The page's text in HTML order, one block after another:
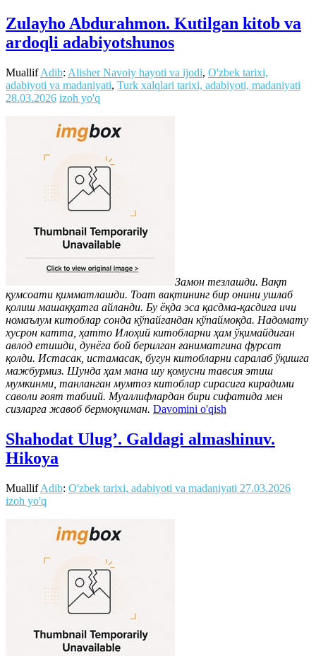
Zulayho Abdurahmon. Kutilgan kitob va
ardoqli adabiyotshunos
MuallifAdib: Alisher Navoiy hayoti va ijodi, O'zbek tarixi,
adabiyoti va madaniyati, Turk xalqlari tarixi, adabiyoti, madaniyati
28.03.2026 izoh yo'q
Замон тезлашди. Вақт
қумсоати қимматлашди. Тоат вақтининг бир онини ушлаб
қолиш машаққатга айланди. Бу ёқда эса қасдма-қасдига ичи
номаълум китоблар сонда кўпайгандан кўпаймоқда. Надомату
хусрон катта, ҳатто Илоҳий китобларни ҳам ўқимайдиган
авлод етишди, дунёга бой берилган ғаниматгина фурсат
қолди. Истасак, истамасак, бугун китобларни саралаб ўқишга
мажбурмиз. Шунда ҳам мана шу қомусни тавсия этиш
мумкинми, танланган мумтоз китоблар сирасига кирадими
саволи ғоят табиий. Муаллифлардан бири сифатида мен
сизларга жавоб бермоқчиман. Davomini o'qish
Shahodat Ulug’. Galdagi almashinuv.
Hikoya
MuallifAdib: O'zbek tarixi, adabiyoti va madaniyati 27.03.2026
izoh yo'q